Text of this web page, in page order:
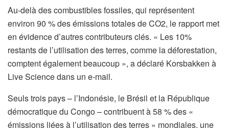
Au-delà des combustibles fossiles, qui représentent
environ 90 % des émissions totales de CO2, le rapport met
en évidence d’autres contributeurs clés. « Les 10%
restants de l’utilisation des terres, comme la déforestation,
comptent également beaucoup », a déclaré Korsbakken à
Live Science dans un e-mail.
Seuls trois pays – l’Indonésie, le Brésil et la République
démocratique du Congo – contribuent à 58 % des «
émissions liées à l’utilisation des terres » mondiales, une